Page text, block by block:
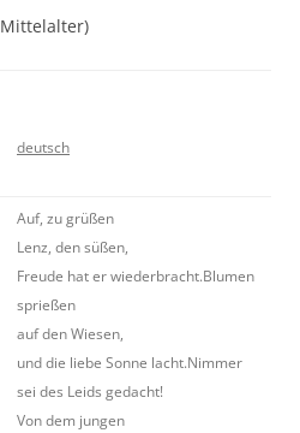
deutsch
Auf, zu grüßen
Lenz, den süßen,
Freude hat er wiederbracht.Blumen
sprießen
auf den Wiesen,
und die liebe Sonne lacht.Nimmer
sei des Leids gedacht!
Von dem jungen